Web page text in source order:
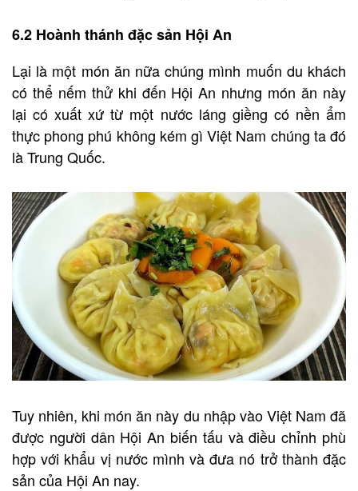
6.2 Hoành thánh đặc sản Hội An
Lại là một món ăn nữa chúng mình muốn du khách
có thể nếm thử khi đến Hội An nhưng món ăn này
lại có xuất xứ từ một nước láng giềng có nền ẩm
thực phong phú không kém gì Việt Nam chúng ta đó
là Trung Quốc.
Tuy nhiên, khi món ăn này du nhập vào Việt Nam đã
được người dân Hội An biến tấu và điều chỉnh phù
hợp với khẩu vị nước mình và đưa nó trở thành đặc
sản của Hội An nay.